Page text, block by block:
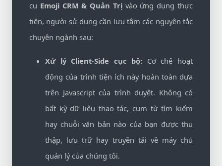
cụ Emoji CRM & Quản Trịvào ứng dụng thực
tiễn, người sử dụng cần lưu tâm các nguyên tắc
chuyên ngành sau:
Xử lý Client-Side cục bộ: Cơ chế hoạt
động của trình tiện ích này hoàn toàn dựa
trên Javascript của trình duyệt. Không có
bất kỳ dữ liệu thao tác, cụm từ tìm kiếm
hay chuỗi văn bản nào của bạn được thu
thập, lưu trữ hay truyền tải về máy chủ
quản lý của chúng tôi.